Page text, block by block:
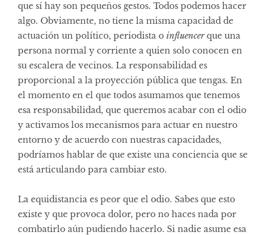
que sí hay son pequeños gestos. Todos podemos hacer
algo. Obviamente, no tiene la misma capacidad de
actuación un político, periodista o influencerque una
persona normal y corriente a quien solo conocen en
su escalera de vecinos. La responsabilidad es
proporcional a la proyección pública que tengas. En
el momento en el que todos asumamos que tenemos
esa responsabilidad, que queremos acabar con el odio
y activamos los mecanismos para actuar en nuestro
entorno y de acuerdo con nuestras capacidades,
podríamos hablar de que existe una conciencia que se
está articulando para cambiar esto.
La equidistancia es peor que el odio. Sabes que esto
existe y que provoca dolor, pero no haces nada por
combatirlo aún pudiendo hacerlo. Si nadie asume esa